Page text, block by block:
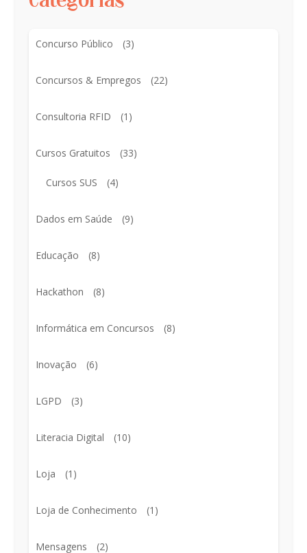
Concurso Público (3)
Concursos & Empregos (22)
Consultoria RFID (1)
Cursos Gratuitos (33)
Cursos SUS (4)
Dados em Saúde (9)
Educação (8)
Hackathon (8)
Informática em Concursos (8)
Inovação (6)
LGPD (3)
Literacia Digital (10)
Loja (1)
Loja de Conhecimento (1)
Mensagens (2)